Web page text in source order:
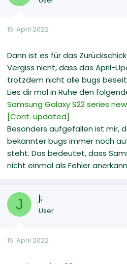
15. April 2022
Dann ist es für das
Vergiss nicht, dass das April-
trotzdem nicht alle bugs
Lies dir mal in Ruhe den
Samsung Galaxy S22 series
[Cont. updated]
Besonders aufgefallen ist mir,
bekannter bugs immer noch
steht. Das bedeutet, dass
nicht einmal als Fehler
J j.
User
15. April 2022